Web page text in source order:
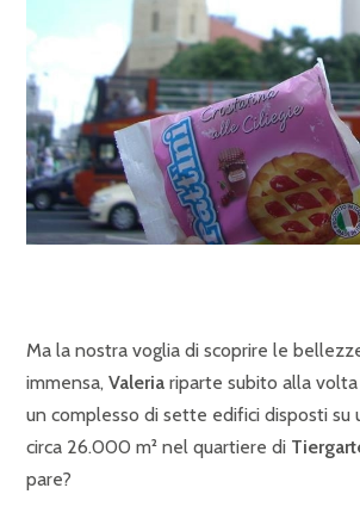
Ma la nostra voglia di scoprire le
immensa, Valeria riparte subito alla
un complesso di sette edifici disposti su
circa 26.000 m² nel quartiere di
pare?